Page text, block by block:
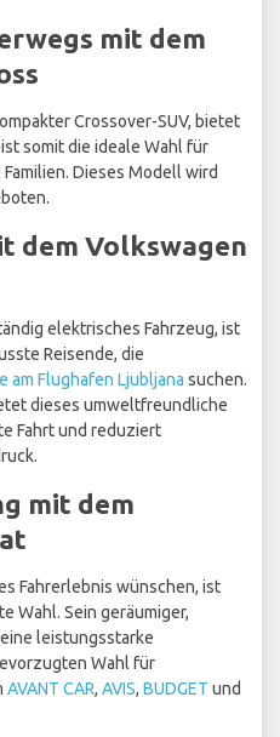
mit dem
Crossover-SUV, bietet
somit die ideale Wahl für
Dieses Modell wird
dem Volkswagen
elektrisches Fahrzeug, ist
Reisende, die
am Flughafen Ljubljana suchen.
dieses umweltfreundliche
Fahrt und reduziert
mit dem
Fahrerlebnis wünschen, ist
Wahl. Sein geräumiger,
leistungsstarke
Wahl für
AVANT CAR, AVIS, BUDGET und